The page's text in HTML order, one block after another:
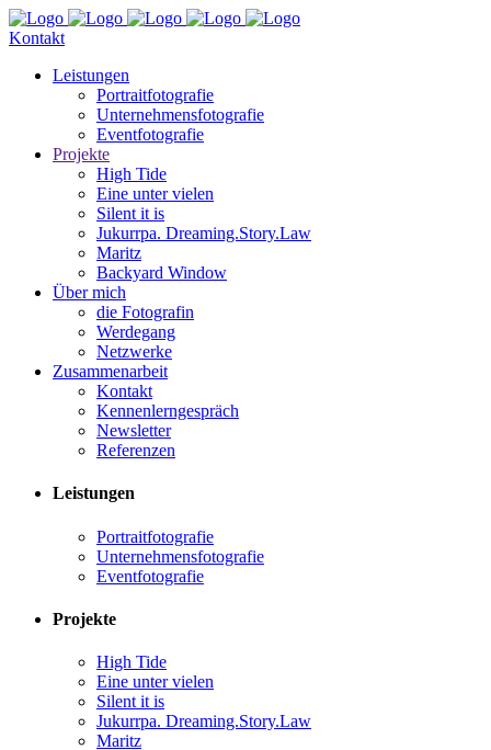
Kontakt
Leis­tun­gen
Por­trait­fo­to­gra­fie
Unter­neh­mens­fo­to­gra­fie
Event­fo­to­gra­fie
Pro­jek­te
High Tide
Eine unter vielen
Silent it is
Jukurr­pa. Dreaming.Story.Law
Maritz
Back­yard Window
Über mich
die Foto­gra­fin
Wer­de­gang
Netz­wer­ke
Zusam­men­ar­beit
Kon­takt
Ken­nen­lern­ge­spräch
News­let­ter
Refe­ren­zen
Leis­tun­gen
Por­trait­fo­to­gra­fie
Unter­neh­mens­fo­to­gra­fie
Event­fo­to­gra­fie
Pro­jek­te
High Tide
Eine unter vielen
Silent it is
Jukurr­pa. Dreaming.Story.Law
Maritz